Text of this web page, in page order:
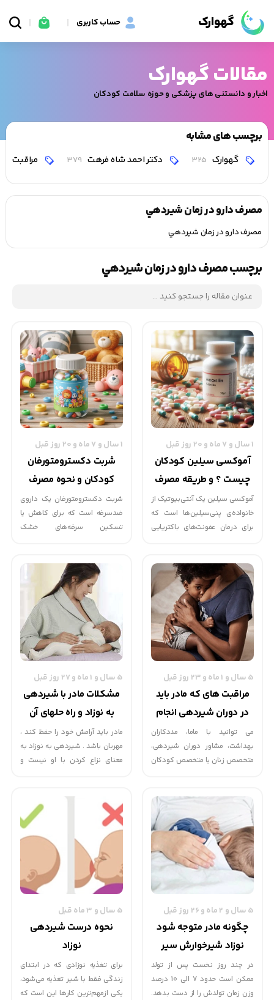
گهوارک حساب کاربری
مقالات گهوارک
اخبار و دانستنی های پزشکی و حوزه سلامت کودکان
برچسب های مشابه
گهوارک 325 دکتر احمد شاه فرهت 379 مراقبت
مصرف دارو در زمان شيردهي
مصرف دارو در زمان شيردهي
برچسب مصرف دارو در زمان شيردهي
1 سال و 7 ماه و 20 روز قبل
آموکسی سیلین کودکان
چیست ؟ و طریقه مصرف
آن
آموکسی سیلین یک آنتی‌بیوتیک از
خانواده‌ی پنی‌سیلین‌ها است که
برای درمان عفونت‌های باکتریایی
به بهبود بیماری کمک می‌کند.
آموکسی سیلین یکی از داروهای
رایج در کودکان است که به دلیل
اثربخشی و ایمنی بالا، پزشکان برای
درمان عفونت‌های مختلف استفاده
می‌کنند.
1 سال و 7 ماه و 20 روز قبل
شربت دکسترومتورفان
کودکان و نحوه مصرف
شربت دکسترومتورفان یک داروی
ضدسرفه است که برای کاهش یا
تسکین سرفه‌های خشک
می‌شود. این دارو به سیستم
عصبی مرکزی اثر می‌گذارد و با مهار
رفلکس سرفه در مغز به کاهش
تعداد سرفه کمک می‌کند.
5 سال و 1 ماه و 23 روز قبل
مراقبت های که مادر باید
در دوران شیردهی انجام
دهد
می توانید با ماما، مددکاران
بهداشت، مشاور دوران شیردهی،
متخصص زنان یا متخصص کودکان
شیردهی غلبه کرده اند، گروه هایی
را برای کمک به مادران جدید در این
رابطه تشکیل داده اند.
5 سال و 1 ماه و 27 روز قبل
مشکلات مادر با شیردهی
به نوزاد و راه حلهای آن
مادر باید آرامش خود را حفظ کند ،
مهربان باشد . شیردهی به نوزاد به
معنای نزاع کردن با او نیست و
نوزاد می شود .
5 سال و 2 ماه و 26 روز قبل
چگونه مادر متوجه شود
نوزاد شیرخوارش سیر
شده است و شیر او کافی
است ؟
در چند روز نخست پس از تولد
ممكن است حدود 7 الی 10 درصد
وزن زمان تولدش را از دست بدهد.
5 سال و 3 ماه قبل
نحوه درست شیردهی
نوزاد
برای تغذیه نوزادی که در ابتدای
زندگی فقط با شیر تغذیه می‌شود،
یکی ازمهم‌ترین کارها این است که